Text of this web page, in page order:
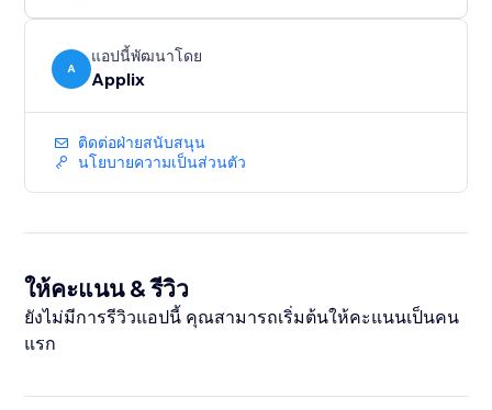
A
แอปนี้พัฒนาโดย
Applix
ติดต่อฝ่ายสนับสนุน
นโยบายความเป็นส่วนตัว
ให้คะแนน & รีวิว
ยังไม่มีการรีวิวแอปนี้ คุณสามารถเริ่มต้นให้คะแนนเป็นคน
แรก